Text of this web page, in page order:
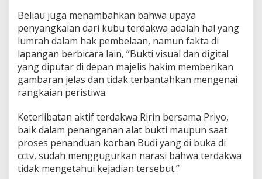
u
s
a
o
m
a
d
r
a
m
a
y
Beliau juga menambahkan bahwa upaya
penyangkalan dari kubu terdakwa adalah hal yang
lumrah dalam hak pembelaan, namun fakta di
lapangan berbicara lain, “Bukti visual dan digital
yang diputar di depan majelis hakim memberikan
gambaran jelas dan tidak terbantahkan mengenai
rangkaian peristiwa.
Keterlibatan aktif terdakwa Ririn bersama Priyo,
baik dalam penanganan alat bukti maupun saat
proses penanduan korban Budi yang di buka di
cctv, sudah menggugurkan narasi bahwa terdakwa
tidak mengetahui kejadian tersebut.”